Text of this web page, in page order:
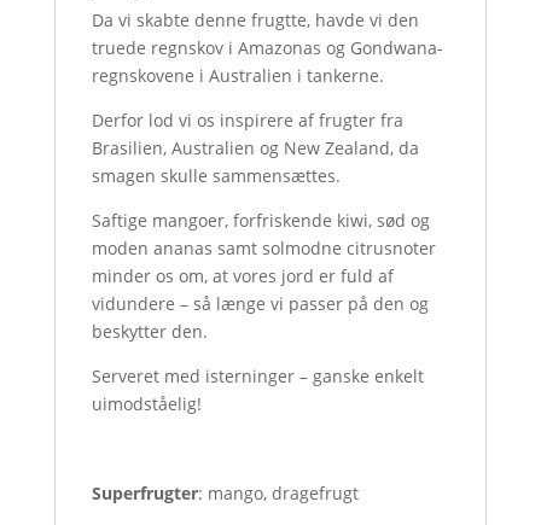
Da vi skabte denne frugtte, havde vi den
truede regnskov i Amazonas og Gondwana-
regnskovene i Australien i tankerne.
Derfor lod vi os inspirere af frugter fra
Brasilien, Australien og New Zealand, da
smagen skulle sammensættes.
Saftige mangoer, forfriskende kiwi, sød og
moden ananas samt solmodne citrusnoter
minder os om, at vores jord er fuld af
vidundere – så længe vi passer på den og
beskytter den.
Serveret med isterninger – ganske enkelt
uimodståelig!
Superfrugter: mango, dragefrugt